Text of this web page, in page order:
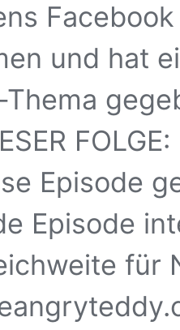
und hat
FOLGE:
Episode
Episode
für